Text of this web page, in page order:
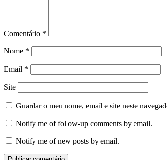
Comentário *
Nome *
Email *
Site
Guardar o meu nome, email e site neste
Notify me of follow-up comments by email.
Notify me of new posts by email.